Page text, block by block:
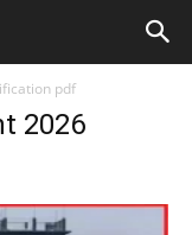
pdf
2026